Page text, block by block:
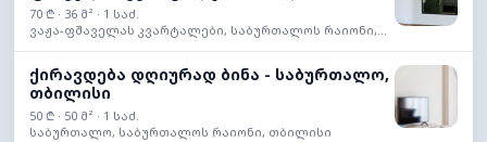
70 ₾ · 36 მ² · 1 საძ.
ვაჟა-ფშაველას კვარტალები, საბურთალოს რაიონი,...
ქირავდება დღიურად ბინა - საბურთალო,
თბილისი
50 ₾ · 50 მ² · 1 საძ.
საბურთალო, საბურთალოს რაიონი, თბილისი